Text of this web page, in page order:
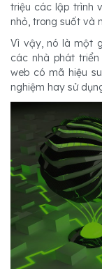
triệu các lập trình
nhỏ, trong suốt và
Vì vậy, nó là một
các nhà phát
web có mã hiệu
nghiệm hay sử